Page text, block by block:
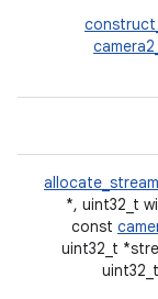
allocate_stream
*, uint32_t
const
uint32_t